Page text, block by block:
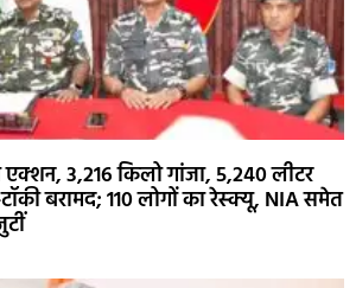
एक्शन, 3,216 किलो गांजा, 5,240 लीटर
बरामद; 110 लोगों का रेस्क्यू, NIA समेत